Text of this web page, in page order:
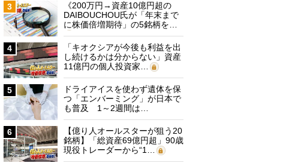
3
《200万円→資産10億円超の
DAIBOUCHOU氏が「年末まで
に株価倍増期待」の5銘柄を…
4
「キオクシアが今後も利益を出
し続けるかは分からない」資産
11億円の個人投資家…
5
ドライアイスを使わず遺体を保
つ「エンバーミング」が日本で
も普及 1～2週間は…
6
【億り人オールスターが狙う20
銘柄】「総資産69億円超」90歳
現役トレーダーから“1…